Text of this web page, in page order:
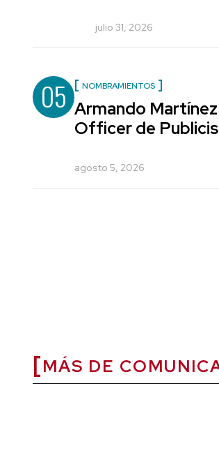
julio 31, 2026
05 NOMBRAMIENTOS
Armando
Officer de
agosto 5, 2026
MÁS DE